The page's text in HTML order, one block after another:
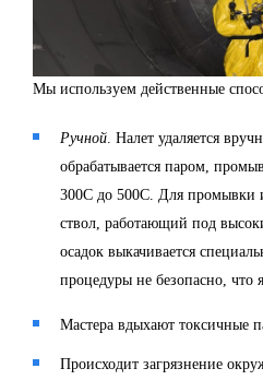
Мы используем действенные
Ручной . Налет удаляется
обрабатывается паром,
300С до 500С. Для промывки
ствол, работающий под
осадок выкачивается
процедуры не безопасно, что
Мастера вдыхают токсичные
Происходит загрязнение